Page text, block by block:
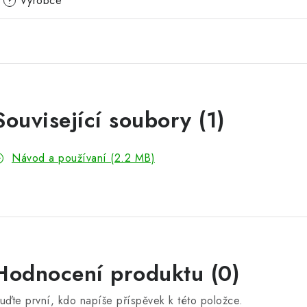
soubory (1)
Návod a používaní (2.2 MB)
produktu (0)
první, kdo napíše příspěvek k této položce.